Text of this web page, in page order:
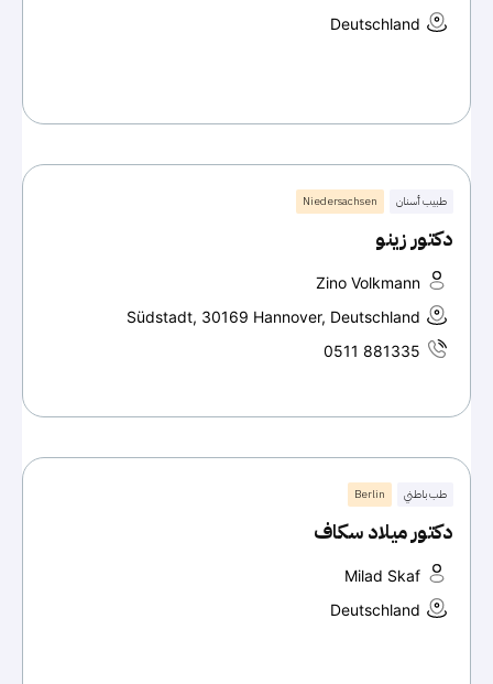
Deutschland
طبيب أسنان Niedersachsen
دكتور زينو
Zino Volkmann
Südstadt, 30169 Hannover, Deutschland
0511 881335
طب باطني Berlin
دكتور ميلاد سكاف
Milad Skaf
Deutschland